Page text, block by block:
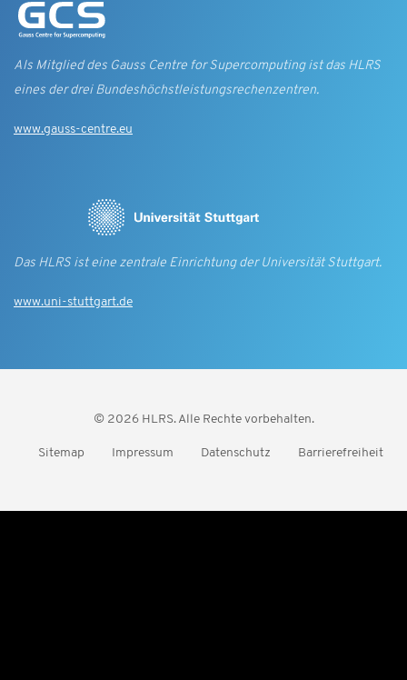
Als Mitglied des Gauss Centre for Supercomputing ist das HLRS
eines der drei Bundes­höchst­leistungs­rechen­zentren.
www.gauss-centre.eu
Das HLRS ist eine zentrale Einrichtung der Universität Stuttgart.
www.uni-stuttgart.de
© 2026 HLRS. Alle Rechte vorbehalten.
Sitemap Impressum Datenschutz Barrierefreiheit